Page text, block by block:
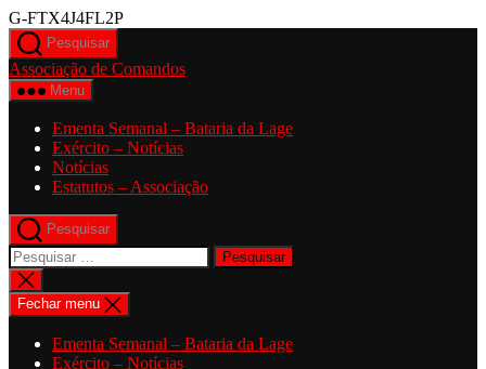
G-FTX4J4FL2PSaltar
conteúdo
Pesquisar
Associação de Comandos
Menu
Ementa Semanal – Bataria da Lage
Exército – Notícias
Notícias
Estatutos – Associação
Pesquisar
Pesquisar
por:
Fechar
pesquisa
Fechar menu
Ementa Semanal – Bataria da Lage
Exército – Notícias